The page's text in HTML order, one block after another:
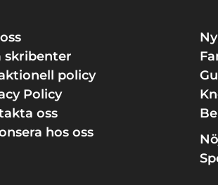
skribenter
policy
Policy
oss
hos oss